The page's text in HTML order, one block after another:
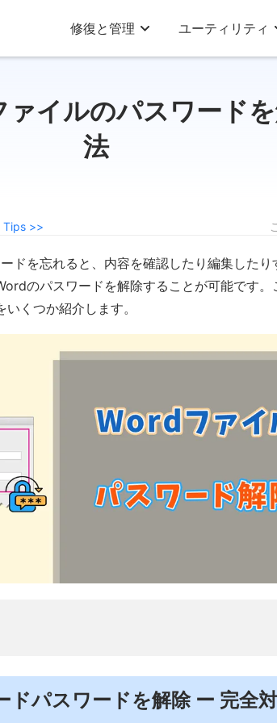
修復と管理 ユーティリティ
ァイルのパスワード
法
Tips >>
ドを忘れると、内容を確認したり編集した
のパスワードを解除することが可能です。
いくつか紹介します。
パスワードを解除 ー 完全